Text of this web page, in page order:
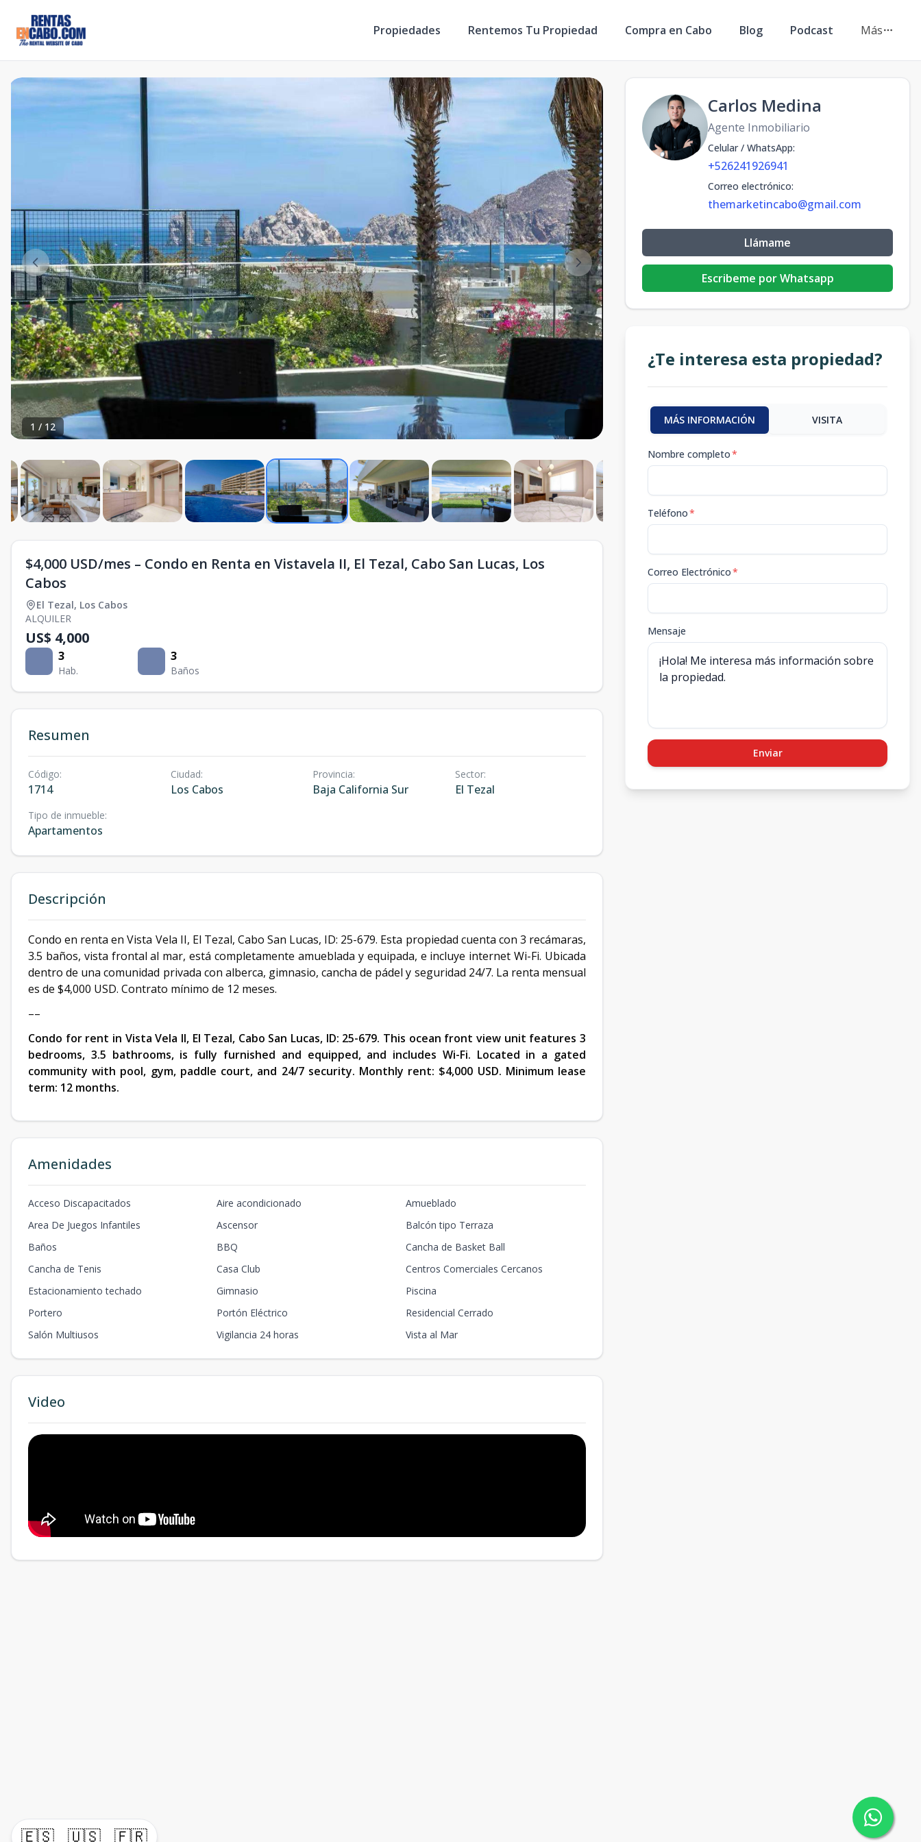
🇪🇸 🇺🇸 🇫🇷
Propiedades Rentemos Tu Propiedad Compra en Cabo Blog Podcast Más
1 / 12
$4,000 USD/mes – Condo en Renta en Vistavela II, El Tezal, Cabo San Lucas, Los
Cabos
El Tezal, Los Cabos
ALQUILER
US$ 4,000
3
Hab.
3
Baños
Resumen
Código:
1714
Ciudad:
Los Cabos
Provincia:
Baja California Sur
Sector:
El Tezal
Tipo de inmueble:
Apartamentos
Descripción
Condo en renta en Vista Vela II, El Tezal, Cabo San Lucas, ID: 25-679. Esta propiedad cuenta con 3 recámaras,
3.5 baños, vista frontal al mar, está completamente amueblada y equipada, e incluye internet Wi-Fi. Ubicada
dentro de una comunidad privada con alberca, gimnasio, cancha de pádel y seguridad 24/7. La renta mensual
es de $4,000 USD. Contrato mínimo de 12 meses.
––
Condo for rent in Vista Vela II, El Tezal, Cabo San Lucas, ID: 25-679. This ocean front view unit features 3
bedrooms, 3.5 bathrooms, is fully furnished and equipped, and includes Wi-Fi. Located in a gated
community with pool, gym, paddle court, and 24/7 security. Monthly rent: $4,000 USD. Minimum lease
term: 12 months.
Amenidades
Acceso Discapacitados Aire acondicionado
Amueblado
Area De Juegos Infantiles
Ascensor
Balcón tipo Terraza
Baños
BBQ
Cancha de Basket Ball
Cancha de Tenis
Casa Club
Centros Comerciales Cercanos
Estacionamiento techado
Gimnasio
Piscina
Portero
Portón Eléctrico
Residencial Cerrado
Salón Multiusos
Vigilancia 24 horas Vista al Mar
Video
Carlos Medina
Agente Inmobiliario
Celular / WhatsApp:
+526241926941
Correo electrónico:
themarketincabo@gmail.com
Llámame
Escribeme por Whatsapp
¿Te interesa esta propiedad?
MÁS INFORMACIÓN VISITA
Nombre completo*
Teléfono*
Correo Electrónico*
Mensaje
Enviar